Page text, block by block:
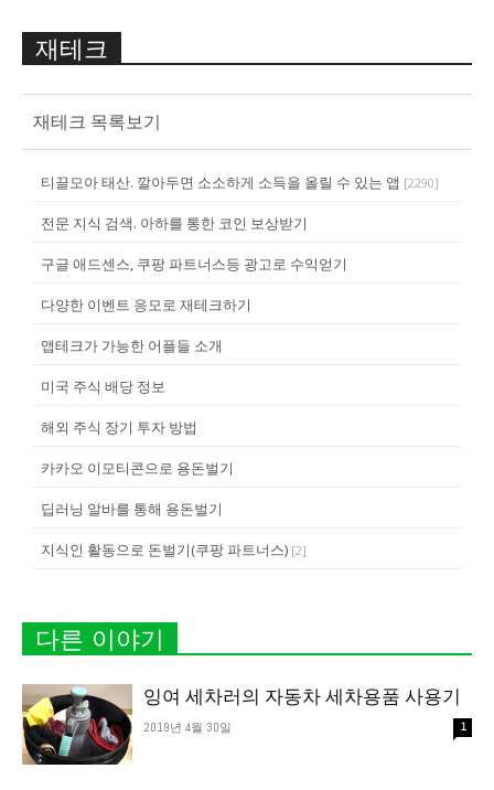
재테크
재테크 목록보기
티끌모아 태산. 깔아두면 소소하게 소득을 올릴 수 있는 앱 [2290]
전문 지식 검색. 아하를 통한 코인 보상받기
구글 애드센스, 쿠팡 파트너스등 광고로 수익얻기
다양한 이벤트 응모로 재테크하기
앱테크가 가능한 어플들 소개
미국 주식 배당 정보
해외 주식 장기 투자 방법
카카오 이모티콘으로 용돈벌기
딥러닝 알바를 통해 용돈벌기
지식인 활동으로 돈벌기(쿠팡 파트너스) [2]
다른 이야기
잉여 세차러의 자동차 세차용품 사용기
2019년 4월 30일 1